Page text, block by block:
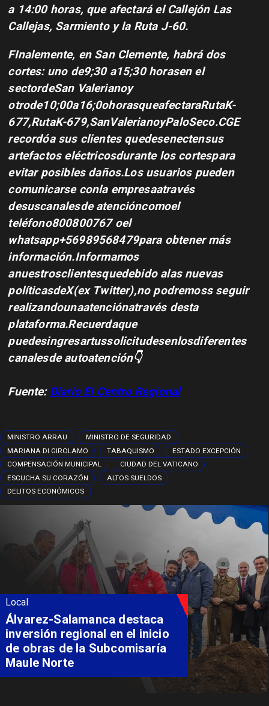
a 14:00 horas, que afectará el Callejón Las
Callejas, Sarmiento y la Ruta J-60.
FInalemente, en San Clemente, habrá dos
cortes: uno de9;30 a15;30 horasen el
sectordeSan Valerianoy
otrode10;00a16;0ohorasqueafectaraRutaK-
677,RutaK-679,SanValerianoyPaloSeco.CGE
recordóa sus clientes quedesenectensus
artefactos eléctricosdurante los cortespara
evitar posibles daños.Los usuarios pueden
comunicarse conla empresaatravés
desuscanalesde atencióncomoel
teléfono800800767 oel
whatsapp+56989568479para obtener más
información.Informamos
anuestrosclientesquedebido alas nuevas
políticasdeX(ex Twitter),no podremoss seguir
realizandounaatenciónatravés desta
plataforma.Recuerdaque
puedesingresartussolicitudesenlosdiferentes
canalesde autoatención👇
Fuente: Diario El Centro Regional
MINISTRO ARRAU
MINISTRO DE SEGURIDAD
MARIANA DI GIROLAMO
TABAQUISMO
ESTADO EXCEPCIÓN
COMPENSACIÓN MUNICIPAL
CIUDAD DEL VATICANO
ESCUCHA SU CORAZÓN
ALTOS SUELDOS
DELITOS ECONÓMICOS
Local
Álvarez-Salamanca destaca
inversión regional en el inicio
de obras de la Subcomisaría
Maule Norte